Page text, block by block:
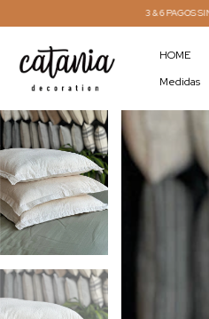
3 & 6 PAGOS SIN INTERES 💳 15
HOME
Medidas